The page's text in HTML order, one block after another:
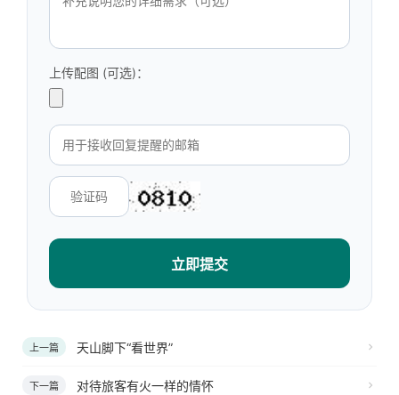
上传配图 (可选)：
立即提交
上一篇 天山脚下“看世界”
下一篇 对待旅客有火一样的情怀